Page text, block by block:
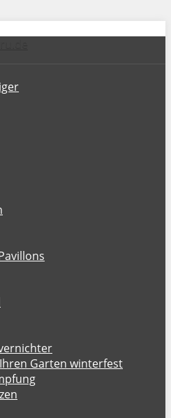
Garten winterfest